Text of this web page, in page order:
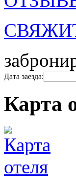
Дата заезда:
Карта